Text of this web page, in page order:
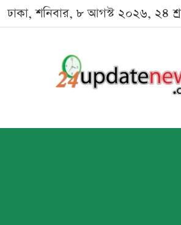
ঢাকা, শনিবার, ৮ আগস্ট ২০২৬, ২৪